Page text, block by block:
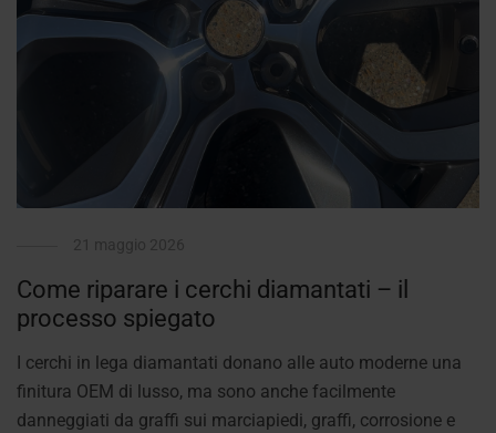
Come riparare i cerchi diamantati – il
processo spiegato
I cerchi in lega diamantati donano alle auto moderne una
finitura OEM di lusso, ma sono anche facilmente
danneggiati da graffi sui marciapiedi, graffi, corrosione e